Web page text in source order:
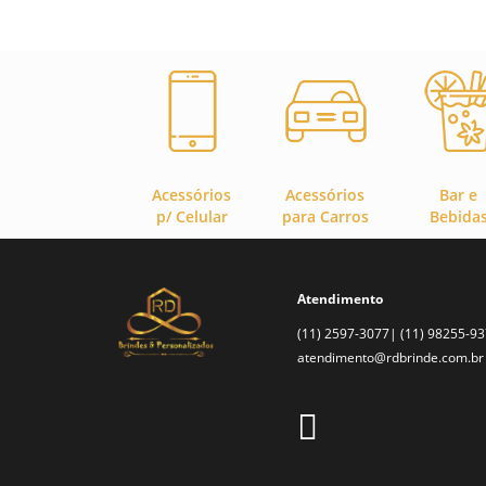
Acessórios
p/ Celular
Acessórios
para Carros
Bar e
Atendimento
(11) 2597-3077| (11) 98255-
atendimento@rdbrinde.com.br